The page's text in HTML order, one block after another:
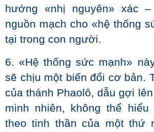
hướng «nhị nguyên» xác
nguồn mạch cho «hệ thống
tại trong con người.
6. «Hệ thống sức mạnh»
sẽ chịu một biến đổi cơ bản.
của thánh Phaolô, dẫu gợi
minh nhiên, không thể
theo tinh thần của một thứ